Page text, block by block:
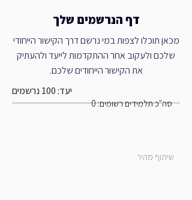
דף הנרשמים שלך
מכאן תוכלו לצפות במי נרשם דרך הקישור הייחודי
שלכם ולעקוב אחר ההתקדמות לייעד ולהעתיק
את הקישור הייחודים שלכם.
יעד: 100 נרשמים
סה"כ תלמידים רשומים: 0
שיתוף מהיר